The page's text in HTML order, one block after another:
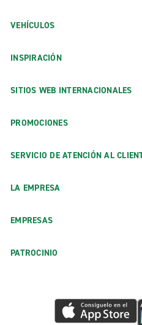
VEHÍCULOS
INSPIRACIÓN
SITIOS WEB INTERNACIONALES
PROMOCIONES
SERVICIO DE ATENCIÓN AL
LA EMPRESA
EMPRESAS
PATROCINIO